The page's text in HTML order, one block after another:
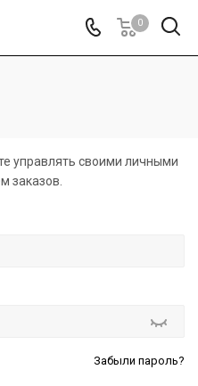
0
управлять своими личными
заказов.
Забыли пароль?